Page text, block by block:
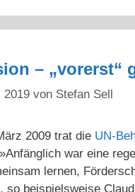
– „vorerst“
2019 von Stefan Sell
2009 trat die UN-
war eine
lernen,
so beispielsweise